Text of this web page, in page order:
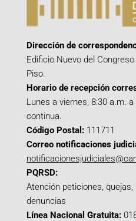
Dirección de
Edificio Nuevo del
Piso.
Horario de recepción
Lunes a viernes, 8:30 a.m.
continua.
Código Postal: 111711
Correo notificaciones
PQRSD:
Atención peticiones,
denuncias
Línea Nacional Gratuita: